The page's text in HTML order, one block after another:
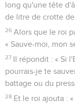
long qu'une tête
de litre de crotte
26 Alors que le roi
« Sauve-moi, mon
27 Il répondit : « Si
pourrais-je te
battage ou du
28 Et le roi ajouta :